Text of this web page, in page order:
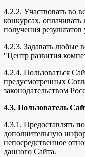
4.2.2. Участвовать во
конкурсах,
получения результатов
4.2.3. Задавать любые
"Центр развития
4.2.4. Пользоваться
предусмотренных
законодательством
4.3. Пользователь
4.3.1. Предоставлять
дополнительную
непосредственное
данного Сайта.